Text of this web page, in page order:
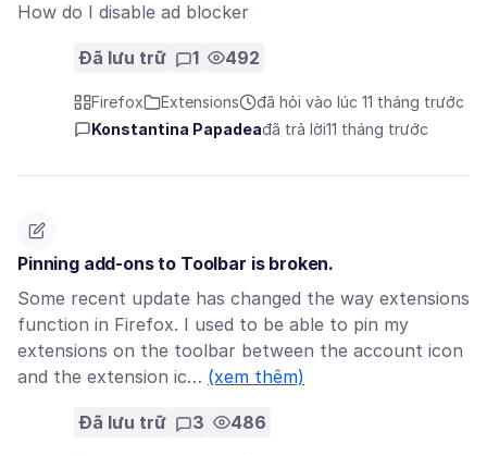
How do I disable ad blocker
Đã lưu trữ 1 492
Firefox Extensions
đã hỏi vào lúc 11 tháng trước
Konstantina Papadeađã trả lời11 tháng trước
Pinning add-ons to Toolbar is broken.
Some recent update has changed the way extensions
function in Firefox. I used to be able to pin my
extensions on the toolbar between the account icon
and the extension ic… (xem thêm)
Đã lưu trữ 3 486